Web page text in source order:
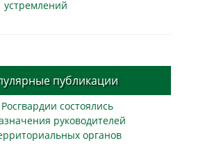
устремлений
публикации
состоялись
руководителей
органов